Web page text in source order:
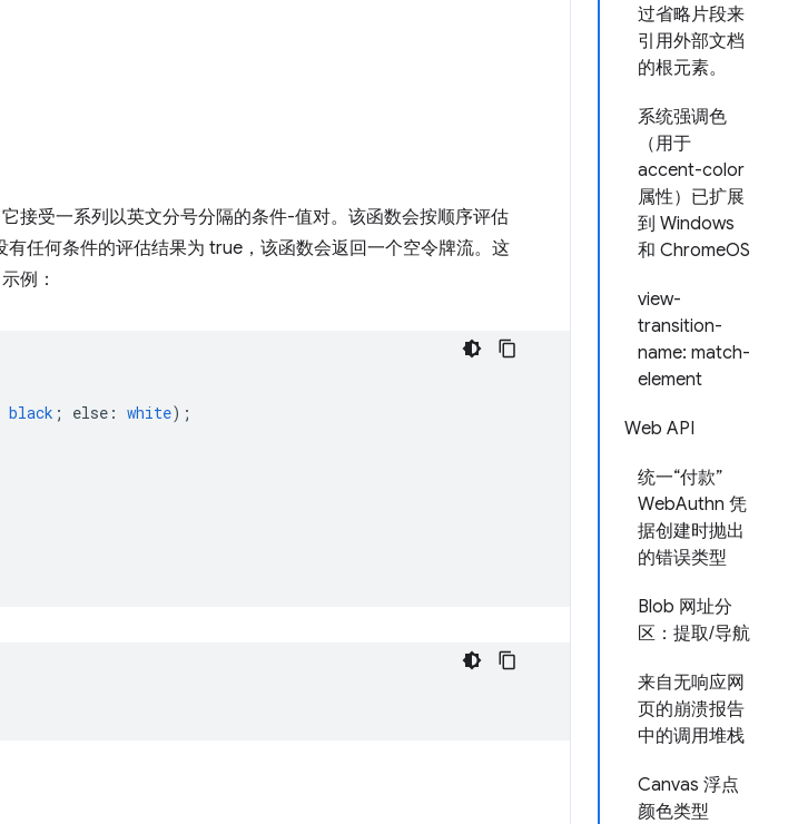
过省略片段来
引用外部文档
的根元素。
系统强调色
（用于
accent-color
属性）已扩展
到 Windows
和 ChromeOS
view-
transition-
name: match-
element
Web API
统一“付款”
WebAuthn 凭
据创建时抛出
的错误类型
Blob 网址分
区：提取/导航
来自无响应网
页的崩溃报告
中的调用堆栈
Canvas 浮点
颜色类型
接受一系列以英文分号分隔的条件-值对。该函数会按顺序评估
任何条件的评估结果为 true，该函数会返回一个空令牌流。这
例：
black ; else : white);